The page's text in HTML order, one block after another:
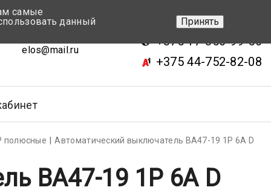
elos@mail.ru
+375 17-343-46-70
+375 17-350-99-56
+375 44-752-82-08
полюсные
Автоматический выключатель BA47-19 1P 6А D
BA47-19 1P 6А D
самые
данный
Принять